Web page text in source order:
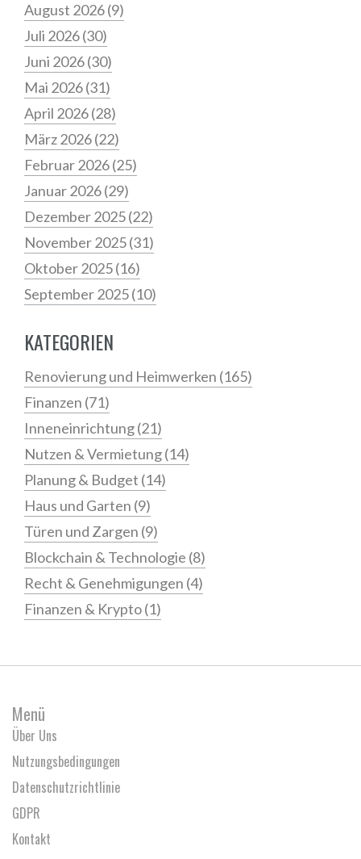
August 2026(9)
Juli 2026(30)
Juni 2026(30)
Mai 2026(31)
April 2026(28)
März 2026(22)
Februar 2026(25)
Januar 2026(29)
Dezember 2025(22)
November 2025(31)
Oktober 2025(16)
September 2025(10)
KATEGORIEN
Renovierung und Heimwerken (165)
Finanzen (71)
Inneneinrichtung(21)
Nutzen & Vermietung(14)
Planung & Budget (14)
Haus und Garten (9)
Türen und Zargen (9)
Blockchain & Technologie (8)
Recht & Genehmigungen (4)
Finanzen & Krypto(1)
Menü
Über Uns
Nutzungsbedingungen
Datenschutzrichtlinie
GDPR
Kontakt